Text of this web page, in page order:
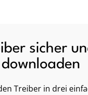
sicher
Treiber in drei